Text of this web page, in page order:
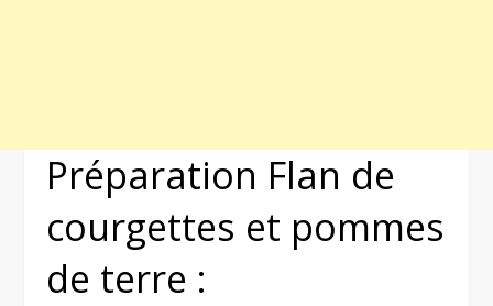
Préparation Flan de
courgettes et pommes
de terre :